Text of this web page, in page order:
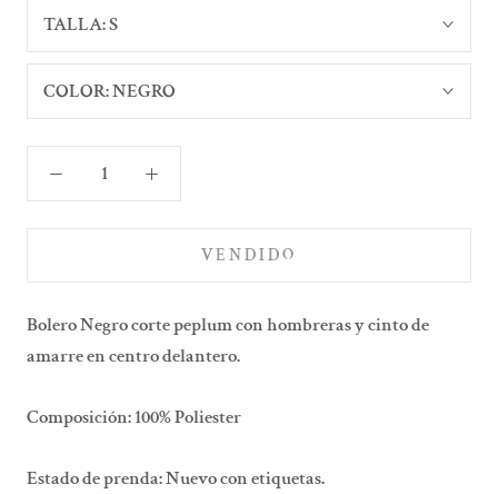
TALLA:S
COLOR:NEGRO
VENDIDO
Bolero Negro corte peplum con hombreras y cinto de
amarre en centro delantero.
Composición: 100% Poliester
Estado de prenda: Nuevo con etiquetas.